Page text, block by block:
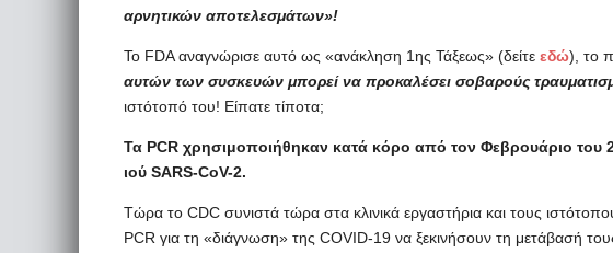
αρνητικών αποτελεσμάτων»!
Το FDA αναγνώρισε αυτό ως «ανάκληση 1ης Τάξεως» (δείτε εδώ), το
αυτών των συσκευών μπορεί να προκαλέσει σοβαρούς
ιστότοπό του! Είπατε τίποτα;
Τα PCR χρησιμοποιήθηκαν κατά κόρο από τον Φεβρουάριο του
ιού SARS-CoV-2.
Τώρα το CDC συνιστά τώρα στα κλινικά εργαστήρια και τους
PCR για τη «διάγνωση» της COVID-19 να ξεκινήσουν τη μετάβασή